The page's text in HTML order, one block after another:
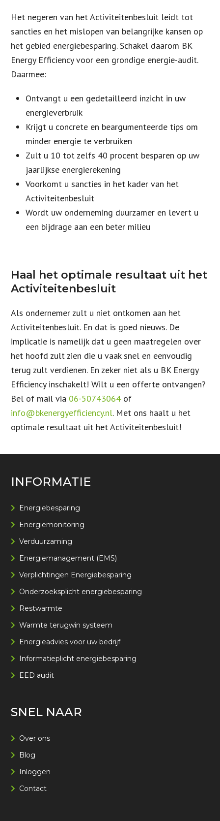
Het negeren van het Activiteitenbesluit leidt tot
sancties en het mislopen van belangrijke kansen op
het gebied energiebesparing. Schakel daarom BK
Energy Efficiency voor een grondige energie-audit.
Daarmee:
Ontvangt u een gedetailleerd inzicht in uw
energieverbruik
Krijgt u concrete en beargumenteerde tips om
minder energie te verbruiken
Zult u 10 tot zelfs 40 procent besparen op uw
jaarlijkse energierekening
Voorkomt u sancties in het kader van het
Activiteitenbesluit
Wordt uw onderneming duurzamer en levert u
een bijdrage aan een beter milieu
Haal het optimale resultaat uit het
Activiteitenbesluit
Als ondernemer zult u niet ontkomen aan het
Activiteitenbesluit. En dat is goed nieuws. De
implicatie is namelijk dat u geen maatregelen over
het hoofd zult zien die u vaak snel en eenvoudig
terug zult verdienen. En zeker niet als u BK Energy
Efficiency inschakelt! Wilt u een offerte ontvangen?
Bel of mail via 06-50743064 of
info@bkenergyefficiency.nl. Met ons haalt u het
optimale resultaat uit het Activiteitenbesluit!
INFORMATIE
Energiebesparing
Energiemonitoring
Verduurzaming
Energiemanagement (EMS)
Verplichtingen Energiebesparing
Onderzoeksplicht energiebesparing
Restwarmte
Warmte terugwin systeem
Energieadvies voor uw bedrijf
Informatieplicht energiebesparing
EED audit
SNEL NAAR
Over ons
Blog
Inloggen
Contact